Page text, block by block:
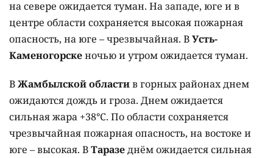
на севере ожидается туман. На западе, юге и в
центре области сохраняется высокая пожарная
опасность, на юге – чрезвычайная. ВУсть-
Каменогорскеночью и утром ожидается туман.
ВЖамбылской областив горных районах днем
ожидаются дождь и гроза. Днем ожидается
сильная жара +38°C. По области сохраняется
чрезвычайная пожарная опасность, на востоке и
юге – высокая. ВТаразеднём ожидается сильная